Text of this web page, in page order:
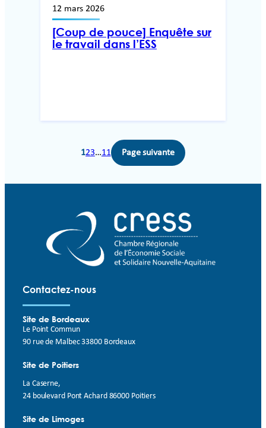
12 mars 2026
[Coup de pouce] Enquête sur
le travail dans l’ESS
123…11 Page suivante
Contactez-nous
Site de Bordeaux
Le Point Commun
90 rue de Malbec 33800 Bordeaux
Site de Poitiers
La Caserne,
24 boulevard Pont Achard 86000 Poitiers
Site de Limoges